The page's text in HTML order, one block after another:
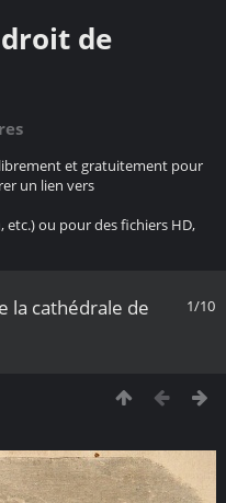
de
et gratuitement pour
un lien vers
ou pour des fichiers HD,
1/10
la cathédrale de